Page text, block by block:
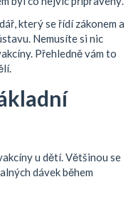
který se řídí zákonem a
Nemusíte si nic
Přehledně vám to
u dětí. Většinou se
dávek během